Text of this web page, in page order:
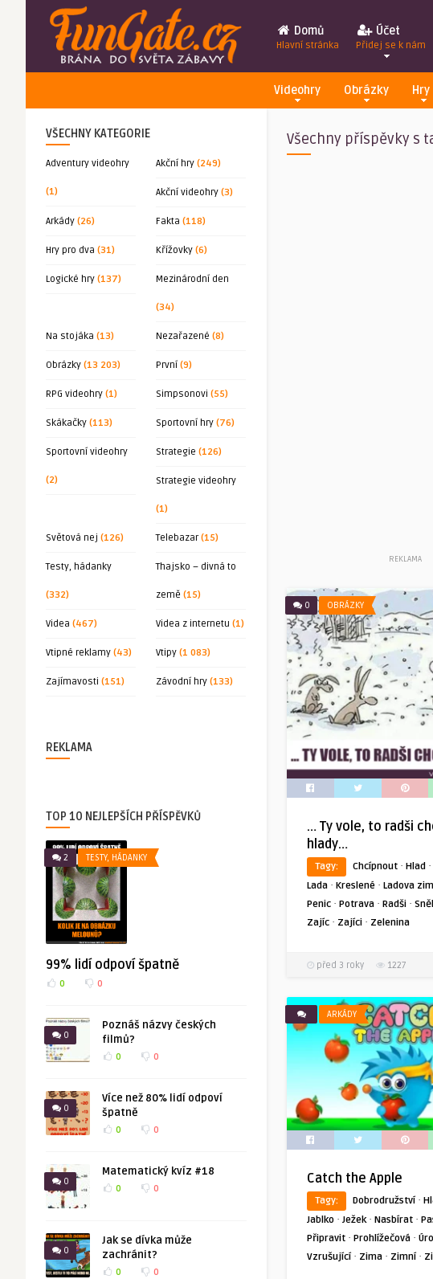
Domů
Hlavní stránka
Účet
Přidej se k nám
Videohry Obrázky Hry
VŠECHNY KATEGORIE
Adventury videohry
(1)
Akční hry (249)
Akční videohry (3)
Arkády (26) Fakta (118)
Hry pro dva (31) Křížovky (6)
Logické hry (137) Mezinárodní den
(34)
Na stojáka (13) Nezařazené (8)
Obrázky (13 203) První (9)
RPG videohry (1) Simpsonovi (55)
Skákačky (113) Sportovní hry (76)
Sportovní videohry
(2)
Strategie (126)
Strategie videohry
(1)
Světová nej (126) Telebazar(15)
Testy, hádanky
(332)
Thajsko – divná to
země (15)
Videa (467) Videa z internetu (1)
Vtipné reklamy (43) Vtipy (1 083)
Zajímavosti (151) Závodní hry (133)
REKLAMA
TOP 10 NEJLEPŠÍCH PŘÍSPĚVKŮ
2 TESTY, HÁDANKY
99% lidí odpoví špatně
0 0
0
Poznáš názvy českých
filmů?
0 0
0
Více než 80% lidí odpoví
špatně
0 0
0
Matematický kvíz #18
0 0
0
Jak se dívka může
zachránit?
0 0
Všechny příspěvky s
REKLAMA
0 OBRÁZKY
… Ty vole, to radši
hlady…
Tagy: Chcípnout · Hlad ·
Lada · Kreslené · Ladova
Penic · Potrava · Radši ·
Zajíc · Zajíci · Zelenina
před 3 roky 1227
ARKÁDY
Catch the Apple
Tagy: Dobrodružství·
Jablko · Ježek· Nasbírat ·
Připravit · Prohlížečová ·
Vzrušující· Zima · Zimní·